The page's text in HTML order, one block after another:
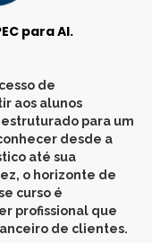
para AI.
de
aos alunos
para um
desde a
até sua
o horizonte de
curso é
profissional que
de clientes.